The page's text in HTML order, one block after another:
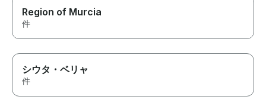
Region of Murcia
件
シウタ・ベリャ
件